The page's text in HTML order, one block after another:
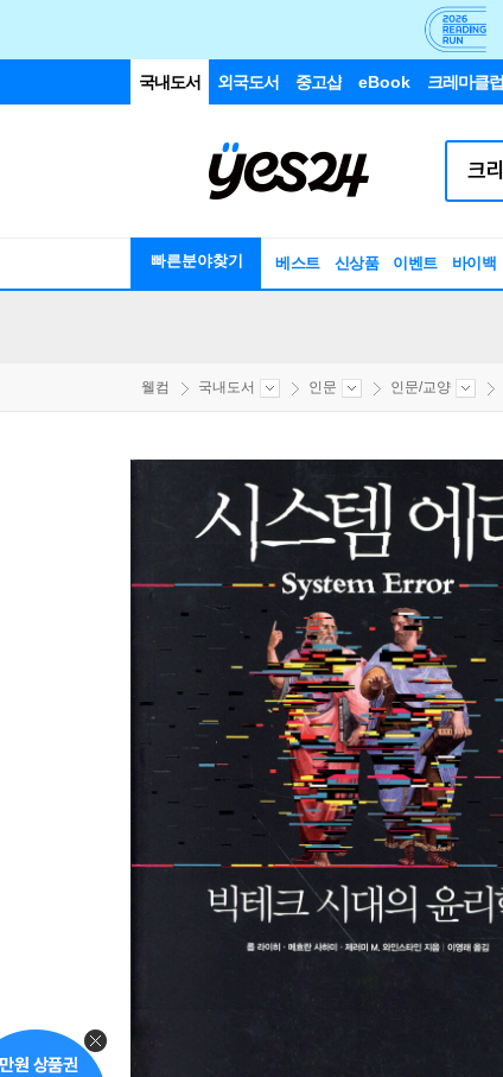
국내도서 외국도서 중고샵 eBook 크레마클럽
빠른분야찾기 베스트 신상품 이벤트 바이백
웰컴 국내도서 인문 인문/교양